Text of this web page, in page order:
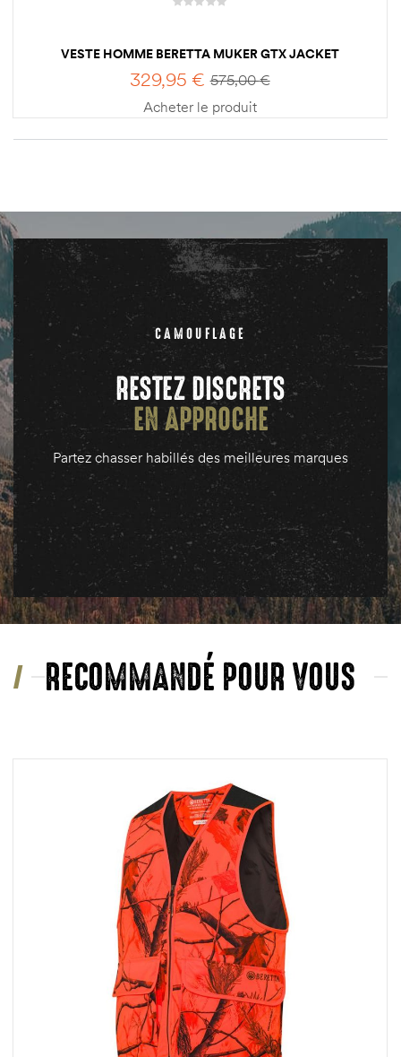
VESTE HOMME BERETTA MUKER GTX JACKET
575,00€
329,95€
Acheter le produit
CAMOUFLAGE
RESTEZ DISCRETS
EN APPROCHE
Partez chasser habillés des meilleures marques
RECOMMANDÉ POUR VOUS